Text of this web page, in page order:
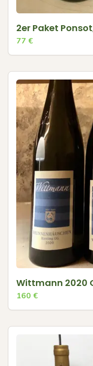
2er Paket
77 €
Wittmann 2020
160 €